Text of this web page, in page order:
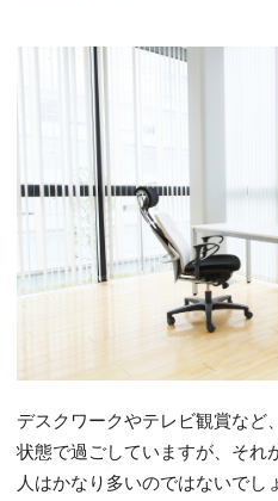
デスクワークやテレビ観賞など
状態で過ごしていますが、それ
人はかなり多いのではないでし